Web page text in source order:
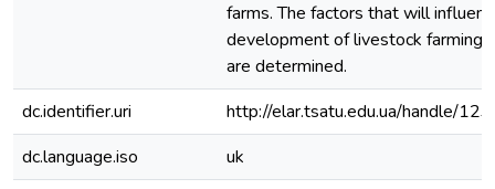
farms. The factors that will
development of livestock farming
are determined.
dc.identifier.uri
http://elar.tsatu.edu.ua/handle/
dc.language.iso
uk